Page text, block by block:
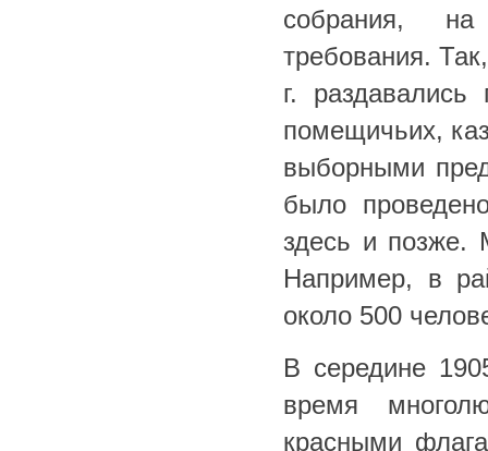
собрания, на
требования.
г.
помещичьих,
выборными
было
здесь и позже.
Например, в
около 500
В середине
время
красными